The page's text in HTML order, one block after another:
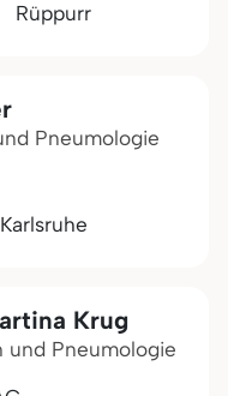
Rüppurr
Pneumologie
Karlsruhe
Krug
und Pneumologie